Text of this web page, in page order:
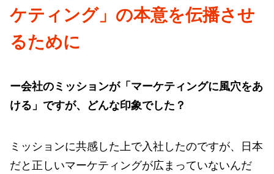
ケティング」の本意を伝播させ
るために
ー会社のミッションが「マーケティングに風穴をあ
ける」ですが、どんな印象でした？
ミッションに共感した上で入社したのですが、日本
だと正しいマーケティングが広まっていないんだ